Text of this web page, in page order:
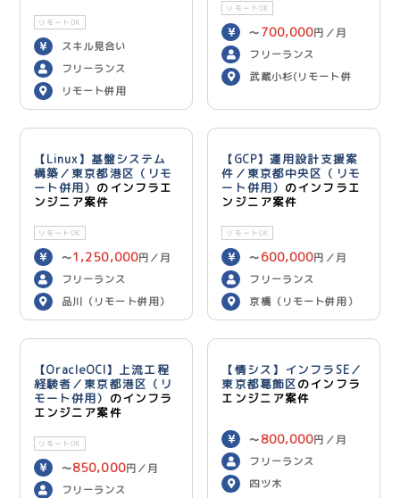
リモートOK
スキル見合い
フリーランス
リモート併用
リモートOK
〜 700,000円／月
フリーランス
武蔵小杉(リモート併
【Linux】基盤システム
構築／東京都港区（リモ
ート併用） のインフラエ
ンジニア案件
リモートOK
〜1,250,000円／月
フリーランス
品川（リモート併用）
【GCP】運用設計支援案
件／東京都中央区（リモ
ート併用） のインフラエ
ンジニア案件
リモートOK
〜 600,000円／月
フリーランス
京橋（リモート併用）
【OracleOCI】上流工程
経験者／東京都港区（リ
モート併用） のインフラ
エンジニア案件
リモートOK
〜850,000円／月
フリーランス
【情シス】インフラSE／
東京都葛飾区のインフラ
エンジニア案件
〜 800,000円／月
フリーランス
四ツ木